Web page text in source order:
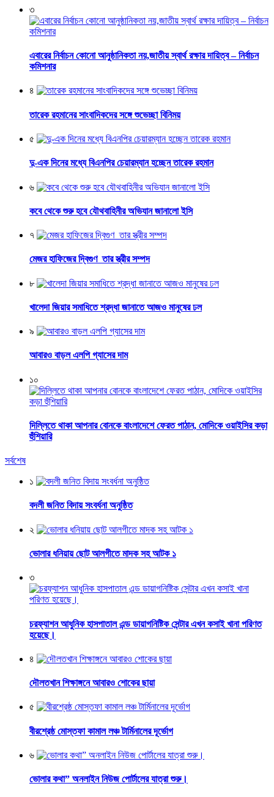
৩
এবারের নির্বাচন কোনো আনুষ্ঠানিকতা নয়,জাতীয় স্বার্থ রক্ষার দায়িত্ব – নির্বাচন
কমিশনার
৪
তারেক রহমানের সাংবাদিকদের সঙ্গে শুভেচ্ছা বিনিময়
৫
দু-এক দিনের মধ্যে বিএনপির চেয়ারম্যান হচ্ছেন তারেক রহমান
৬
কবে থেকে শুরু হবে যৌথবাহিনীর অভিযান জানালো ইসি
৭
মেজর হাফিজের দ্বিগুণ তার স্ত্রীর সম্পদ
৮
খালেদা জিয়ার সমাধিতে শ্রদ্ধা জানাতে আজও মানুষের ঢল
৯
আবারও বাড়ল এলপি গ্যাসের দাম
১০
দিল্লিতে থাকা আপনার বোনকে বাংলাদেশে ফেরত পাঠান, মোদিকে ওয়াইসির কড়া
হুঁশিয়ারি
সর্বশেষ
১
বদলী জনিত বিদায় সংবর্ধনা অনুষ্ঠিত
২
ভোলার ধনিয়ায় ছোট আলগীতে মাদক সহ আটক ১
৩
চরফ্যাশন আধুনিক হাসপাতাল এন্ড ডায়াগনিষ্টিক সেন্টার এখন কসাই খানা পরিণত
হয়েছে।
৪
দৌলতখান শিক্ষাঙ্গনে আবারও শোকের ছায়া
৫
বীরশ্রেষ্ঠ মোস্তফা কামাল লঞ্চ টার্মিনালের দূর্ভোগ
৬
ভোলার কথা” অনলাইন নিউজ পোর্টালের যাত্রা শুরু।